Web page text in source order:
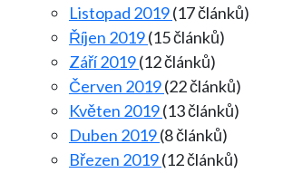
Listopad 2019(17 článků)
Říjen 2019(15 článků)
Září 2019(12 článků)
Červen 2019(22 článků)
Květen 2019(13 článků)
Duben 2019(8 článků)
Březen 2019(12 článků)